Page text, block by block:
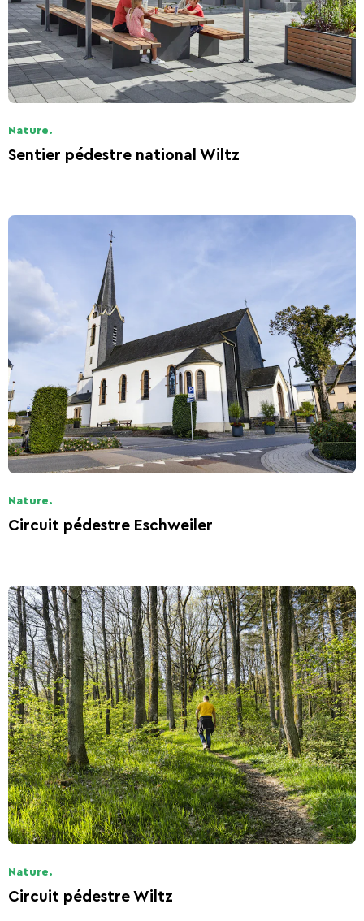
Nature.
Sentier pédestre national Wiltz
Nature.
Circuit pédestre Eschweiler
Nature.
Circuit pédestre Wiltz